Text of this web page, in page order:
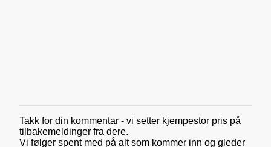
L
e
Takk for din kommentar - vi setter kjempestor pris på
tilbakemeldinger fra dere.
Vi følger spent med på alt som kommer inn og gleder